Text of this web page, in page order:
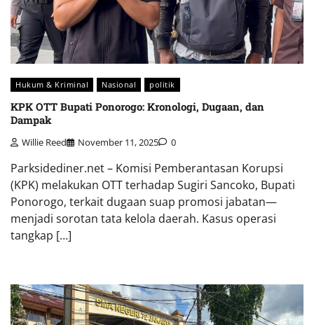
Hukum & Kriminal Nasional politik
KPK OTT Bupati Ponorogo: Kronologi, Dugaan, dan
Dampak
Willie Reed November 11, 2025 0
Parksidediner.net – Komisi Pemberantasan Korupsi
(KPK) melakukan OTT terhadap Sugiri Sancoko, Bupati
Ponorogo, terkait dugaan suap promosi jabatan—
menjadi sorotan tata kelola daerah. Kasus operasi
tangkap […]